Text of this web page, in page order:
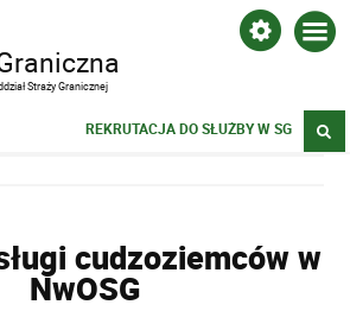
Straży Granicznej
REKRUTACJA DO SŁUŻBY W SG
cudzoziemców w
NwOSG